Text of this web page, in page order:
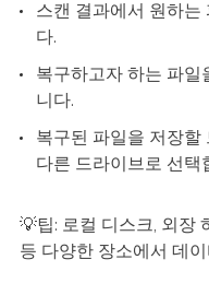
스캔 결과에서 원하는
다.
복구하고자 하는 파일
니다.
복구된 파일을 저장할
다른 드라이브로 선택
💡팁: 로컬 디스크, 외장
등 다양한 장소에서 데